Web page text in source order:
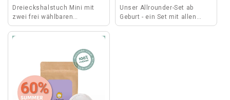
Dreieckshalstuch Mini mit
zwei frei wählbaren
Kräuterpad Dosen.
Unser Allrounder-Set ab
Geburt - ein Set mit allen
Lösungen für Kinder-